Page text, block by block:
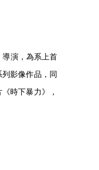
導演，為系上首
影像作品，同
時下暴力》，